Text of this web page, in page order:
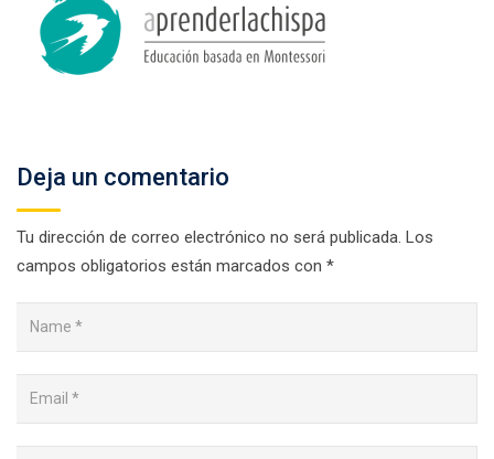
Deja un comentario
Tu dirección de correo electrónico no será publicada. Los
campos obligatorios están marcados con *